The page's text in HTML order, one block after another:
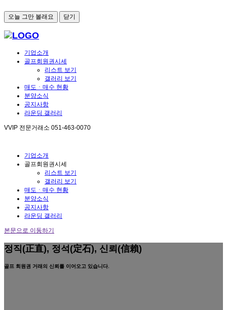
오늘 그만 볼래요 닫기
기업소개
골프회원권시세
리스트 보기
갤러리 보기
매도ㆍ매수 현황
분양소식
공지사항
라운딩 갤러리
VVIP 전문거래소 051-463-0070
기업소개
골프회원권시세
리스트 보기
갤러리 보기
매도ㆍ매수 현황
분양소식
공지사항
라운딩 갤러리
본문으로 이동하기
정직(正直), 정석(定石), 신뢰(信賴)
골프 회원권 거래의 신뢰를 이어오고 있습니다.